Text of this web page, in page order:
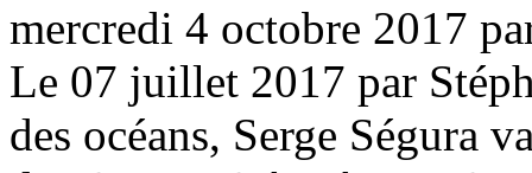
mercredi 4 octobre 2017
Le 07 juillet 2017 par
des océans, Serge Ségura